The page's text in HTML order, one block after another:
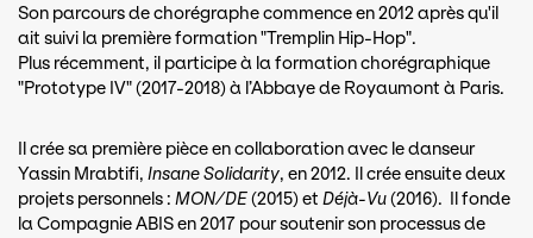
Son parcours de chorégraphe commence en 2012 après qu'il
ait suivi la première formation "Tremplin Hip-Hop".
Plus récemment, il participe à la formation chorégraphique
"Prototype IV" (2017-2018) à l’Abbaye de Royaumont à Paris.
Il crée sa première pièce en collaboration avec le danseur
Yassin Mrabtifi, Insane Solidarity, en 2012. Il crée ensuite deux
projets personnels : MON/DE(2015) et Déjà-Vu(2016). Il fonde
la Compagnie ABIS en 2017 pour soutenir son processus de